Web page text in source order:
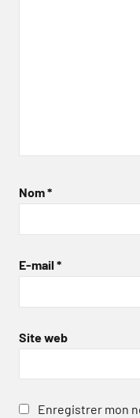
Nom*
E-mail *
Site web
Enregistrer mon